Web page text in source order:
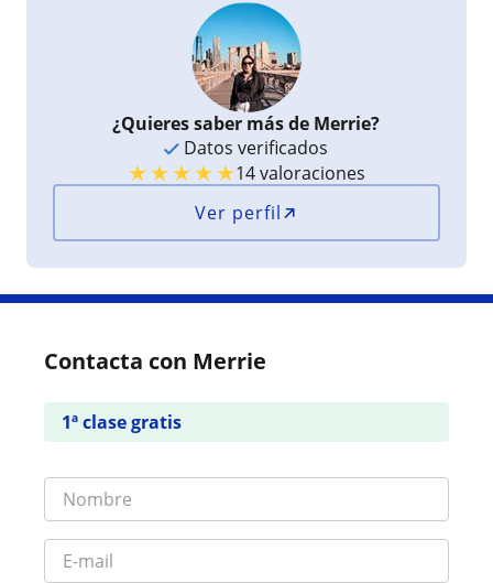
¿Quieres saber más de Merrie?
Datos verificados
★★★★★14 valoraciones
Ver perfil
Contacta con Merrie
1ª clase gratis